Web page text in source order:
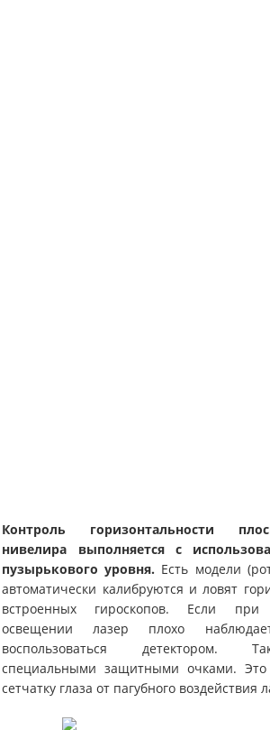
Контроль горизонтальности
нивелира выполняется с
пузырькового уровня. Есть модели
автоматически калибруются и ловят
встроенных гироскопов. Если
освещении лазер плохо
воспользоваться детектором.
специальными защитными очками. Это
сетчатку глаза от пагубного воздействия